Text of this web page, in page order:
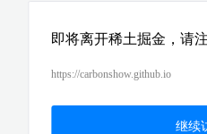
即将离开稀土掘金，请
https://carbonshow.github.io
继续